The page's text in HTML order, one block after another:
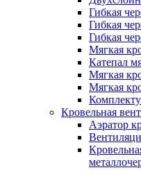
Гибкая
Гибкая
Гибкая
Мягкая
Катепал
Мягкая
Мягкая
Кровельная
Аэратор